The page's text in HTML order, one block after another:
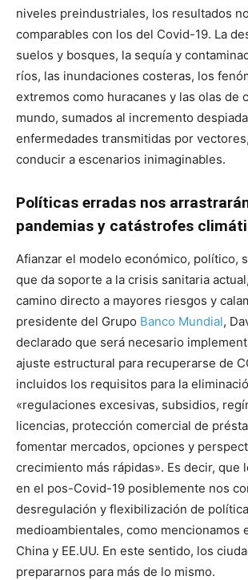
niveles preindustriales, los resultados
comparables con los del Covid-19. La
suelos y bosques, la sequía y
ríos, las inundaciones costeras, los
extremos como huracanes y las olas de
mundo, sumados al incremento
enfermedades transmitidas por
conducir a escenarios inimaginables.
Políticas erradas nos
pandemias y catástrofes
Afianzar el modelo económico, político,
que da soporte a la crisis sanitaria
camino directo a mayores riesgos y
presidente del Grupo Banco Mundial,
declarado que será necesario
ajuste estructural para recuperarse de
incluidos los requisitos para la
«regulaciones excesivas, subsidios,
licencias, protección comercial de
fomentar mercados, opciones y
crecimiento más rápidas». Es decir, que
en el pos-Covid-19 posiblemente nos
desregulación y flexibilización de
medioambientales, como mencionamos
China y EE.UU. En este sentido, los
prepararnos para más de lo mismo.